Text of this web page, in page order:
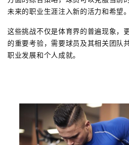
未来的职业生涯注入新的活力和希望。
这些挑战不仅是体育界的普遍现象，
的重要考验，需要球员及其相关团队
职业发展和个人成就。